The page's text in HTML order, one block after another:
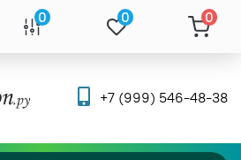
0 0 0
+7 (999) 546-48-38